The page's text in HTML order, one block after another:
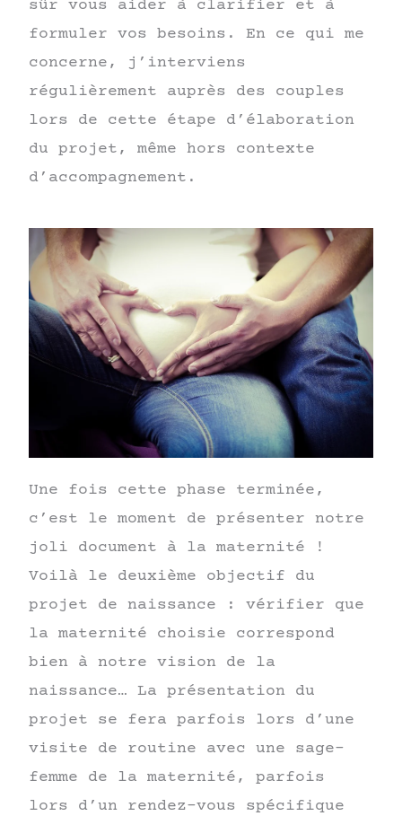
sûr vous aider à clarifier et à
formuler vos besoins. En ce qui me
concerne, j’interviens
régulièrement auprès des couples
lors de cette étape d’élaboration
du projet, même hors contexte
d’accompagnement.
Une fois cette phase terminée,
c’est le moment de présenter notre
joli document à la maternité !
Voilà le deuxième objectif du
projet de naissance : vérifier que
la maternité choisie correspond
bien à notre vision de la
naissance… La présentation du
projet se fera parfois lors d’une
visite de routine avec une sage-
femme de la maternité, parfois
lors d’un rendez-vous spécifique